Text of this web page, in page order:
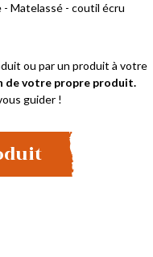
- Matelassé - coutil écru
ou par un produit à votre
de votre propre produit.
guider !